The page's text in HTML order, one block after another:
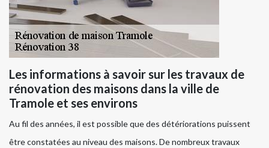
Les informations à savoir sur les travaux de
rénovation des maisons dans la ville de
Tramole et ses environs
Au fil des années, il est possible que des détériorations puissent
être constatées au niveau des maisons. De nombreux travaux